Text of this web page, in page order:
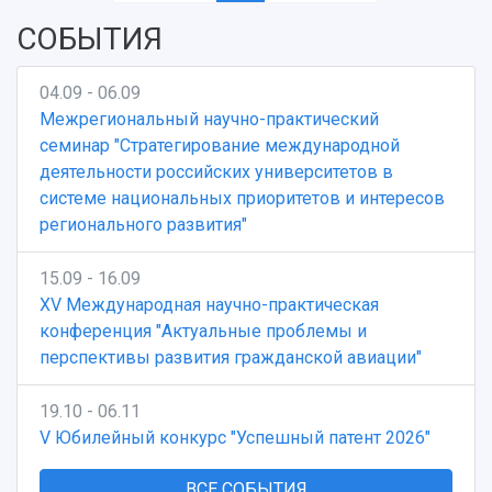
3D-тур по университету
Учебный аэродром
Центр истории авиационных двигателей
Ботанический сад
Умный дом бабочек
Международный межвузовский кампус
Сведения об образовательной организации
Официальные документы
Публикации и издания
Отчеты о проведенных конференциях
СОБЫТИЯ
04.09 - 06.09
Межрегиональный научно-практический
семинар "Стратегирование международной
деятельности российских университетов в
системе национальных приоритетов и интересов
регионального развития"
15.09 - 16.09
XV Международная научно-практическая
конференция "Актуальные проблемы и
перспективы развития гражданской авиации"
19.10 - 06.11
V Юбилейный конкурс "Успешный патент 2026"